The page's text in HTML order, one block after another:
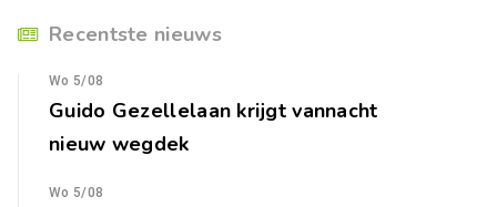
Recentste nieuws
Wo 5/08
Guido Gezellelaan krijgt vannacht
nieuw wegdek
Wo 5/08